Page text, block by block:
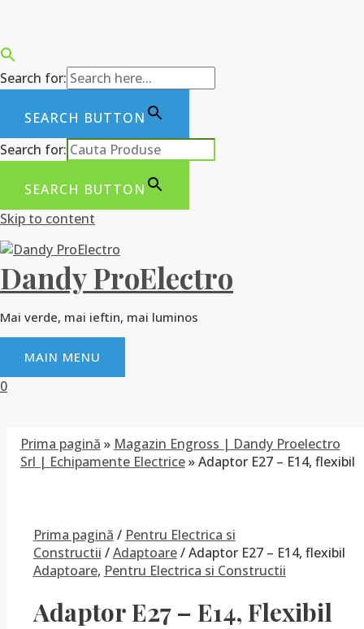
Search for:
SEARCH BUTTON
Search for:
SEARCH BUTTON
Skip to content
Dandy ProElectro
Mai verde, mai ieftin, mai luminos
MAIN MENU
0
Prima pagină » Magazin Engross | Dandy Proelectro
Srl | Echipamente Electrice»Adaptor E27 – E14, flexibil
Prima pagină / Pentru Electrica si
Constructii /Adaptoare/ Adaptor E27 – E14, flexibil
Adaptoare, Pentru Electrica si Constructii
Adaptor E27 – E14, Flexibil